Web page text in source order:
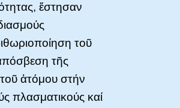
ἔστησαν
τοῦ
τῆς
ἀτόμου στήν
πλασματικούς καί